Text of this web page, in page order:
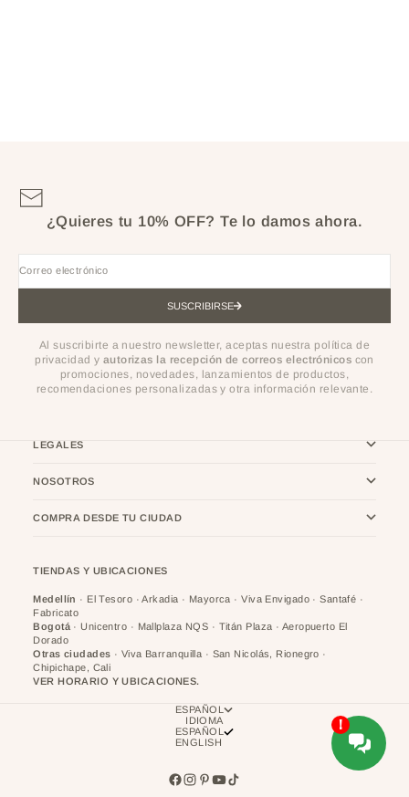
¿Quieres tu 10% OFF? Te lo damos ahora.
Correo electrónico
SUSCRIBIRSE
Al suscribirte a nuestro newsletter, aceptas nuestra política de
privacidad y autorizas la recepción de correos electrónicos con
promociones, novedades, lanzamientos de productos,
recomendaciones personalizadas y otra información relevante.
LEGALES
NOSOTROS
COMPRA DESDE TU CIUDAD
TIENDAS Y UBICACIONES
Medellín · El Tesoro · Arkadia · Mayorca · Viva Envigado · Santafé ·
Fabricato
Bogotá· Unicentro · Mallplaza NQS · Titán Plaza · Aeropuerto El
Dorado
Otras ciudades · Viva Barranquilla · San Nicolás, Rionegro ·
Chipichape, Cali
VER HORARIO Y UBICACIONES.
ESPAÑOL
IDIOMA
ESPAÑOL
ENGLISH